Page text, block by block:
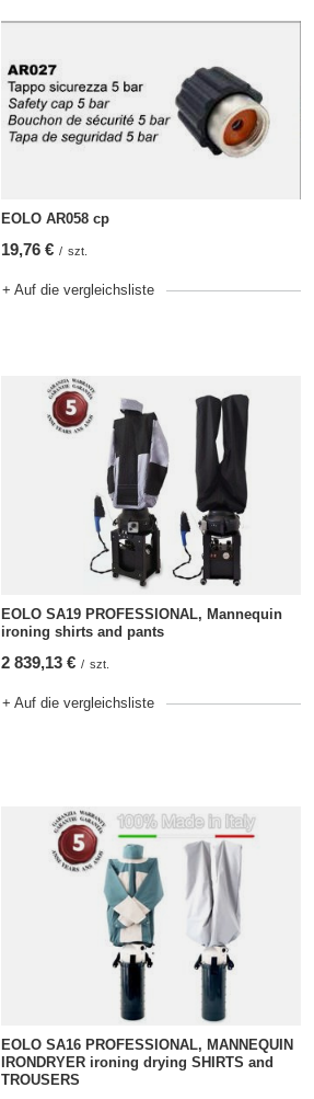
EOLO AR058 cp
19,76 € / szt.
+ Auf die vergleichsliste
EOLO SA19 PROFESSIONAL, Mannequin
ironing shirts and pants
2 839,13 € / szt.
+ Auf die vergleichsliste
EOLO SA16 PROFESSIONAL, MANNEQUIN
IRONDRYER ironing drying SHIRTS and
TROUSERS